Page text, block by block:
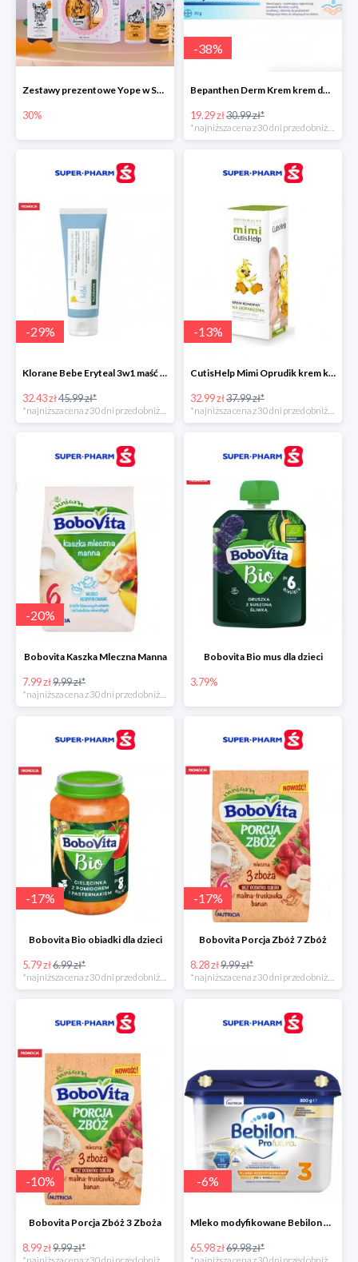
Zestawy prezentowe Yope w Super-Pharm do -30%
30%
-38%
Bepanthen Derm Krem krem do ciała
19.29 zł30.99 zł*
-29%
Klorane Bebe Eryteal 3w1 maść do przewijania dla dzieci
32.43 zł45.99 zł*
*najniższa cena z 30 dni przed obniżką
-13%
CutisHelp Mimi Oprudik krem konopny
32.99 zł37.99 zł*
*najniższa cena z 30 dni przed obniżką
-20%
Bobovita Kaszka Mleczna Manna
7.99 zł9.99 zł*
Bobovita Bio mus dla dzieci
3.79%
-17%
Bobovita Bio obiadki dla dzieci
5.79 zł6.99 zł*
-17%
Bobovita Porcja Zbóż 7 Zbóż
8.28 zł9.99 zł*
-10%
Bobovita Porcja Zbóż 3 Zboża
8.99 zł9.99 zł*
-6%
Mleko modyfikowane Bebilon Profutura 2, 3, 4 w promocyjnej cenie
65.98 zł69.98 zł*